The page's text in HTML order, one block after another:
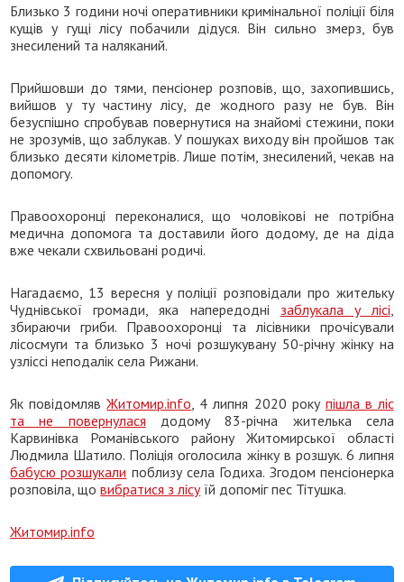
Близько 3 години ночі оперативники кримінальної поліції біля
кущів у гущі лісу побачили дідуся. Він сильно змерз, був
знесилений та наляканий.
Прийшовши до тями, пенсіонер розповів, що, захопившись,
вийшов у ту частину лісу, де жодного разу не був. Він
безуспішно спробував повернутися на знайомі стежини, поки
не зрозумів, що заблукав. У пошуках виходу він пройшов так
близько десяти кілометрів. Лише потім, знесилений, чекав на
допомогу.
Правоохоронці переконалися, що чоловікові не потрібна
медична допомога та доставили його додому, де на діда
вже чекали схвильовані родичі.
Нагадаємо, 13 вересня у поліції розповідали про жительку
Чуднівської громади, яка напередодні заблукала у лісі
збираючи гриби. Правоохоронці та лісівники прочісували
лісосмуги та близько 3 ночі розшукувану 50-річну жінку на
узліссі неподалік села Рижани.
Як повідомлявЖитомир.info , 4 липня 2020 року пішла в ліс
та не повернулася додому 83-річна жителька села
Карвинівка Романівського району Житомирської області
Людмила Шатило. Поліція оголосила жінку в розшук. 6 липня
бабусю розшукали поблизу села Годиха. Згодом пенсіонерка
розповіла, щовибратися з лісуїй допоміг пес Тітушка.
Житомир.info